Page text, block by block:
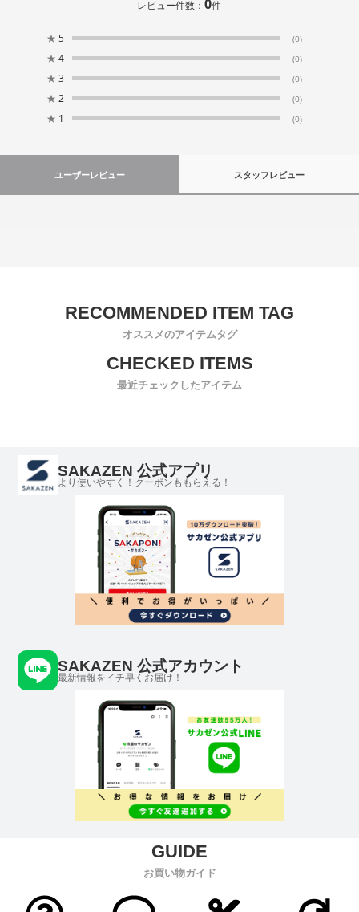
レビュー件数：0件
★ 5 (0)
★ 4 (0)
★ 3 (0)
★ 2 (0)
★ 1 (0)
ユーザーレビュー スタッフレビュー
オススメのアイテムタグ
最近チェックしたアイテム
SAKAZEN 公式アプリ
より使いやすく！クーポンももらえる！
SAKAZEN 公式アカウント
最新情報をイチ早くお届け！
お買い物ガイド